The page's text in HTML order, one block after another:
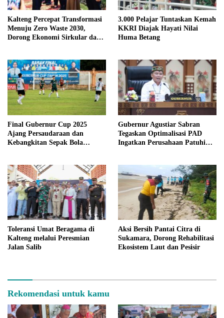
Kalteng Percepat Transformasi
Menuju Zero Waste 2030,
Dorong Ekonomi Sirkular dan
3.000 Pelajar Tuntaskan Kemah
KKRI Diajak Hayati Nilai
Huma Betang
Final Gubernur Cup 2025
Ajang Persaudaraan dan
Kebangkitan Sepak Bola
Gubernur Agustiar Sabran
Tegaskan Optimalisasi PAD
Ingatkan Perusahaan Patuhi
Toleransi Umat Beragama di
Kalteng melalui Peresmian
Jalan Salib
Aksi Bersih Pantai Citra di
Sukamara, Dorong Rehabilitasi
Ekosistem Laut dan Pesisir
Rekomendasi untuk kamu